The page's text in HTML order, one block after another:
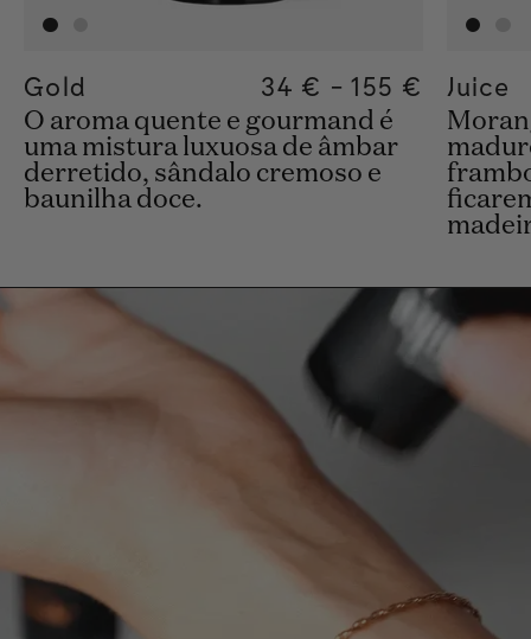
Gold Regular price
34 € - 155 €
Regular price
155€
Regular
34€
O aroma quente e gourmand é
uma mistura luxuosa de âmbar
derretido, sândalo cremoso e
baunilha doce.
Juice